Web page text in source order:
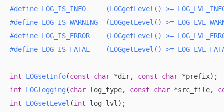
#define LOG_IS_INFO     (LOGgetLevel() >=
#define LOG_IS_WARNING  (LOGgetLevel() >=
#define LOG_IS_ERROR    (LOGgetLevel() >=
#define LOG_IS_FATAL    (LOGgetLevel() >=
int LOGsetInfo(const char *dir, const char *prefix)
int
LOGlogging(char log_type, const char *src_file,
int
LOGsetLevel (int log_lvl)